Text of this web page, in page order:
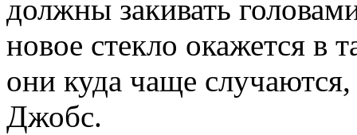
должны закивать
новое стекло окажется в
они куда чаще
Джобс.